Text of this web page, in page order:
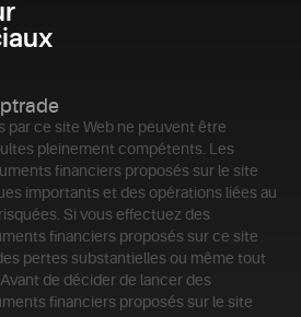
par ce site Web ne peuvent être
pleinement compétents. Les
financiers proposés sur le site
importants et des opérations liées au
Si vous effectuez des
financiers proposés sur ce site
pertes substantielles ou même tout
de décider de lancer des
financiers proposés sur le site